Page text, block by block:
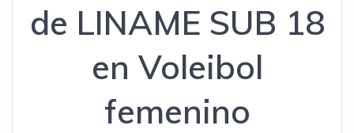
de LINAME SUB 18
en Voleibol
femenino